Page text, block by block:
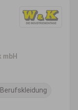
Berufskleidung